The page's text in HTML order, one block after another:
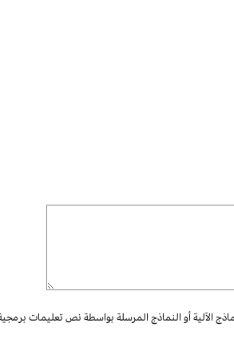
الآلية أو النماذج المرسلة بواسطة نص تعليمات